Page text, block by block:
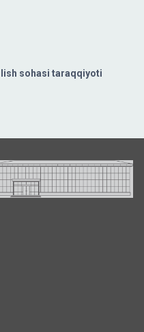
sohasi taraqqiyoti